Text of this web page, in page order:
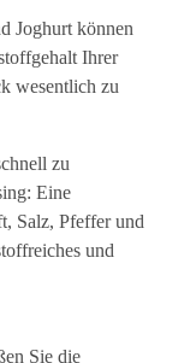
Joghurt können
Ihrer
wesentlich zu
zu
Eine
Salz, Pfeffer und
und
Sie die